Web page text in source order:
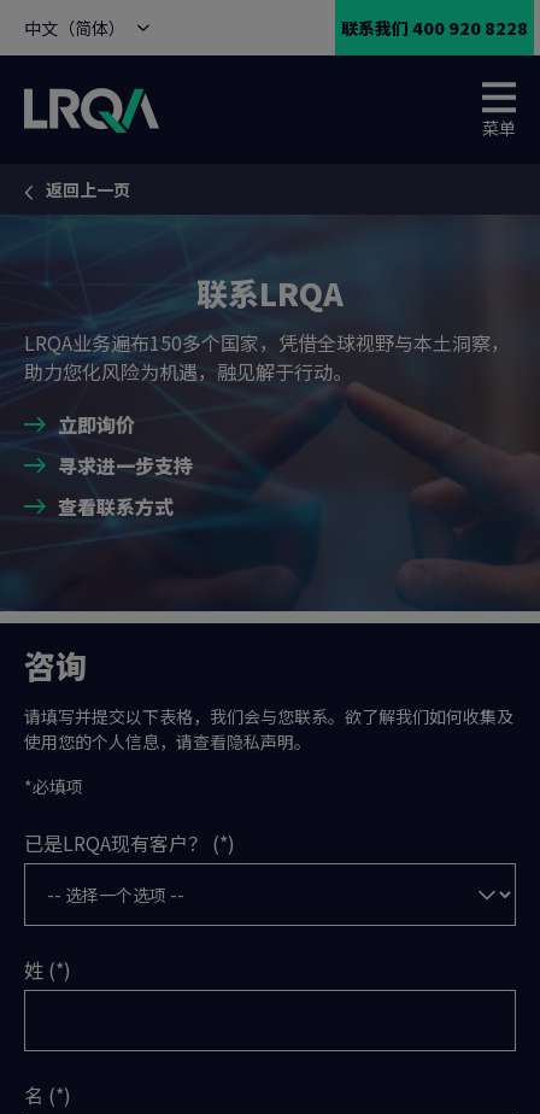
中文（简体） 联系我们 400 920 8228
菜单
You are here:
返回上一页
联系LRQA
LRQA业务遍布150多个国家，凭借全球视野与本土洞察，
助力您化风险为机遇，融见解于行动。
立即询价
寻求进一步支持
查看联系方式
咨询
请填写并提交以下表格，我们会与您联系。欲了解我们如何收集及
使用您的个人信息，请查看隐私声明。
*必填项
已是LRQA现有客户？
姓
名